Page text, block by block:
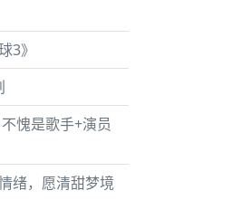
3》
愧是歌手+演员
绪，愿清甜梦境